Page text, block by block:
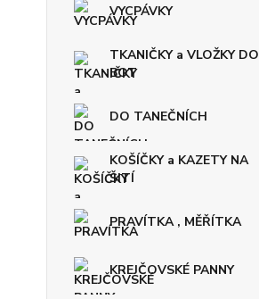
VYCPÁVKY
TKANIČKY a VLOŽKY DO
BOT
DO TANEČNÍCH
KOŠÍČKY a KAZETY NA
ŠITÍ
PRAVÍTKA , MĚŘÍTKA
KREJČOVSKÉ PANNY